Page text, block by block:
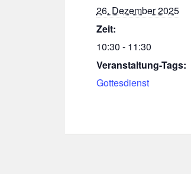
26. Dezember 2025
Zeit:
10:30 - 11:30
Veranstaltung-Tags:
Gottesdienst